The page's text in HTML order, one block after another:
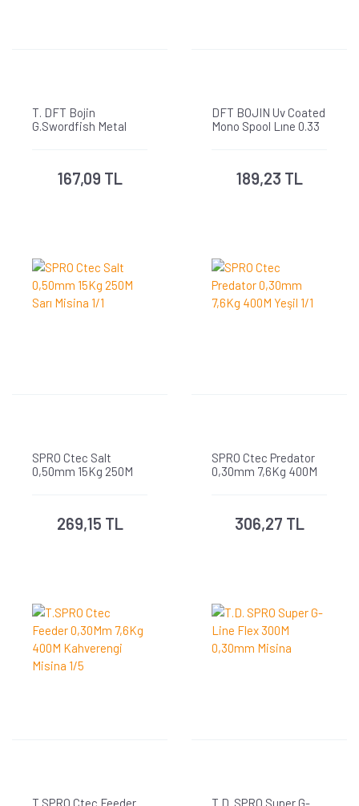
T. DFT Bojin
G.Swordfish Metal
167,09 TL
DFT BOJIN Uv Coated
Mono Spool Lıne 0.33
189,23 TL
SPRO Ctec Salt
0,50mm 15Kg 250M
269,15 TL
SPRO Ctec Predator
0,30mm 7,6Kg 400M
306,27 TL
T.SPRO Ctec Feeder T.D. SPRO Super G-